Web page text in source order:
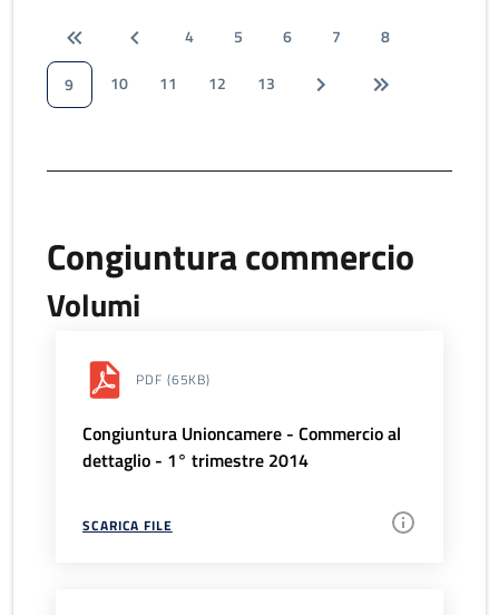
4 5 6 7
8
9
10 11 12 13
Congiuntura commercio
Volumi
PDF (65KB)
Congiuntura Unioncamere - Commercio al
dettaglio - 1° trimestre 2014
SCARICA FILE